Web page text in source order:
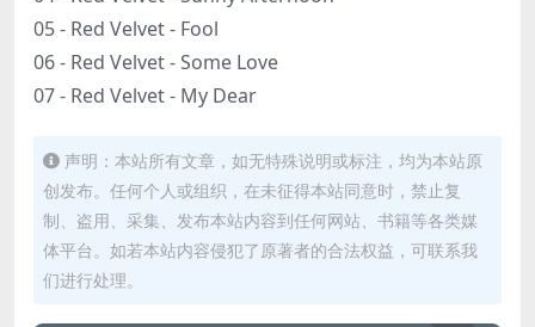
05 - Red Velvet - Fool
06 - Red Velvet - Some Love
07 - Red Velvet - My Dear
声明：本站所有文章，如无特殊说明或标注，均为本站原
创发布。任何个人或组织，在未征得本站同意时，禁止复
制、盗用、采集、发布本站内容到任何网站、书籍等各类媒
体平台。如若本站内容侵犯了原著者的合法权益，可联系我
们进行处理。